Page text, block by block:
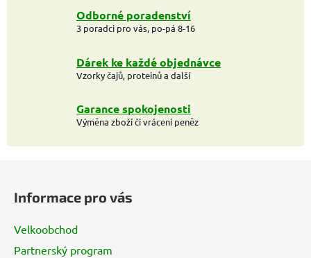
Odborné poradenství
3 poradci pro vás, po-pá 8-16
Dárek ke každé objednávce
Vzorky čajů, proteinů a další
Garance spokojenosti
Výměna zboží či vrácení peněz
Informace pro vás
Velkoobchod
Partnerský program